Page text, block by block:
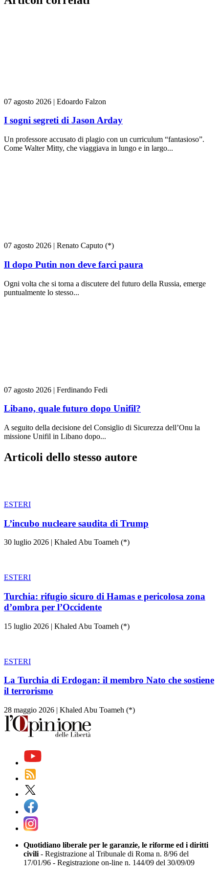
07 agosto 2026 | Edoardo Falzon
I sogni segreti di Jason Arday
Un professore accusato di plagio con un curriculum “fantasioso”.
Come Walter Mitty, che viaggiava in lungo e in largo...
07 agosto 2026 | Renato Caputo (*)
Il dopo Putin non deve farci paura
Ogni volta che si torna a discutere del futuro della Russia, emerge
puntualmente lo stesso...
07 agosto 2026 | Ferdinando Fedi
Libano, quale futuro dopo Unifil?
A seguito della decisione del Consiglio di Sicurezza dell’Onu la
missione Unifil in Libano dopo...
Articoli dello stesso autore
ESTERI
L’incubo nucleare saudita di Trump
30 luglio 2026 | Khaled Abu Toameh (*)
ESTERI
Turchia: rifugio sicuro di Hamas e pericolosa zona
d’ombra per l’Occidente
15 luglio 2026 | Khaled Abu Toameh (*)
ESTERI
La Turchia di Erdogan: il membro Nato che sostiene
il terrorismo
28 maggio 2026 | Khaled Abu Toameh (*)
Quotidiano liberale per le garanzie, le riforme ed i diritti
civili - Registrazione al Tribunale di Roma n. 8/96 del
17/01/96 - Registrazione on-line n. 144/09 del 30/09/09